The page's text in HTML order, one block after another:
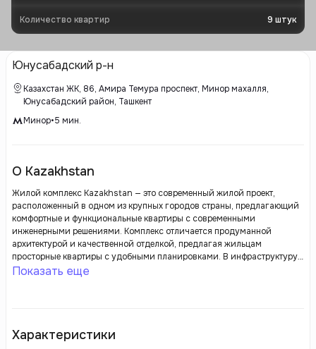
Количество квартир 9 штук
Юнусабадский р-н
Казахстан ЖК, 86, Амира Темура проспект, Минор махалля,
Юнусабадский район, Ташкент
Минор•5 мин.
О Kazakhstan
Жилой комплекс Kazakhstan — это современный жилой проект,
расположенный в одном из крупных городов страны, предлагающий
комфортные и функциональные квартиры с современными
инженерными решениями. Комплекс отличается продуманной
архитектурой и качественной отделкой, предлагая жильцам
просторные квартиры с удобными планировками. В инфраструктуру
комплекса входят детские и спортивные площадки, зоны для отдыха,
ориентирован на семейные пары и людей, ценящих удобство и
Показать еще
Характеристики